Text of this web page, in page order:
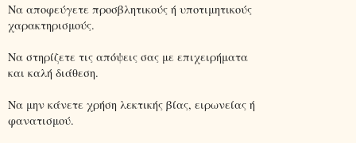
Να αποφεύγετε προσβλητικούς ή υποτιμητικούς
χαρακτηρισμούς.
Να στηρίζετε τις απόψεις σας με επιχειρήματα
και καλή διάθεση.
Να μην κάνετε χρήση λεκτικής βίας, ειρωνείας ή
φανατισμού.